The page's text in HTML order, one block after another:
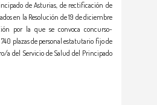
de Asturias, de rectificación de
en la Resolución de 19 de diciembre
por la que se convoca concurso-
740 plazas de personal estatutario fijo de
a del Servicio de Salud del Principado